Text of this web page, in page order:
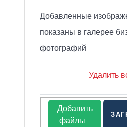
Добавленные
показаны в галерее
фотографий.
Удалить
Добавить
файлы ..